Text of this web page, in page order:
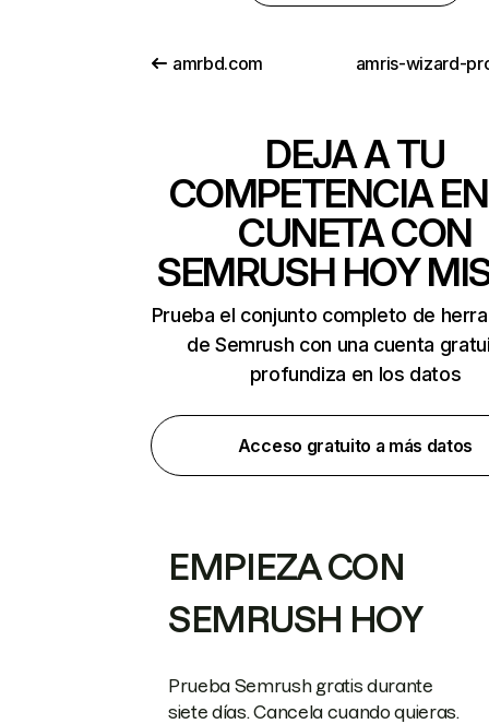
amrbd.com
DEJA A TU
COMPETENCIA
CUNETA CON
SEMRUSH HOY
Prueba el conjunto completo de
de Semrush con una cuenta
profundiza en los datos
Acceso gratuito a más datos
EMPIEZA CON
SEMRUSH HOY
Prueba Semrush gratis durante
siete días. Cancela cuando quieras.